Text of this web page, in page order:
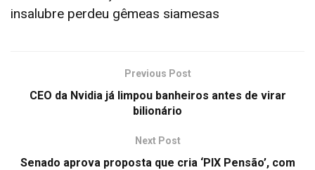
insalubre perdeu gêmeas siamesas
Previous Post
CEO da Nvidia já limpou banheiros antes de virar
bilionário
Next Post
Senado aprova proposta que cria ‘PIX Pensão’, com